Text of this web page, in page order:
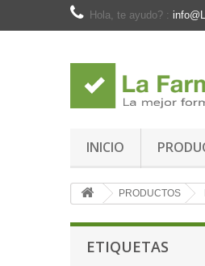
Hola, te ayudo? :
INICIO
PRODUCTOS
ETIQUETAS